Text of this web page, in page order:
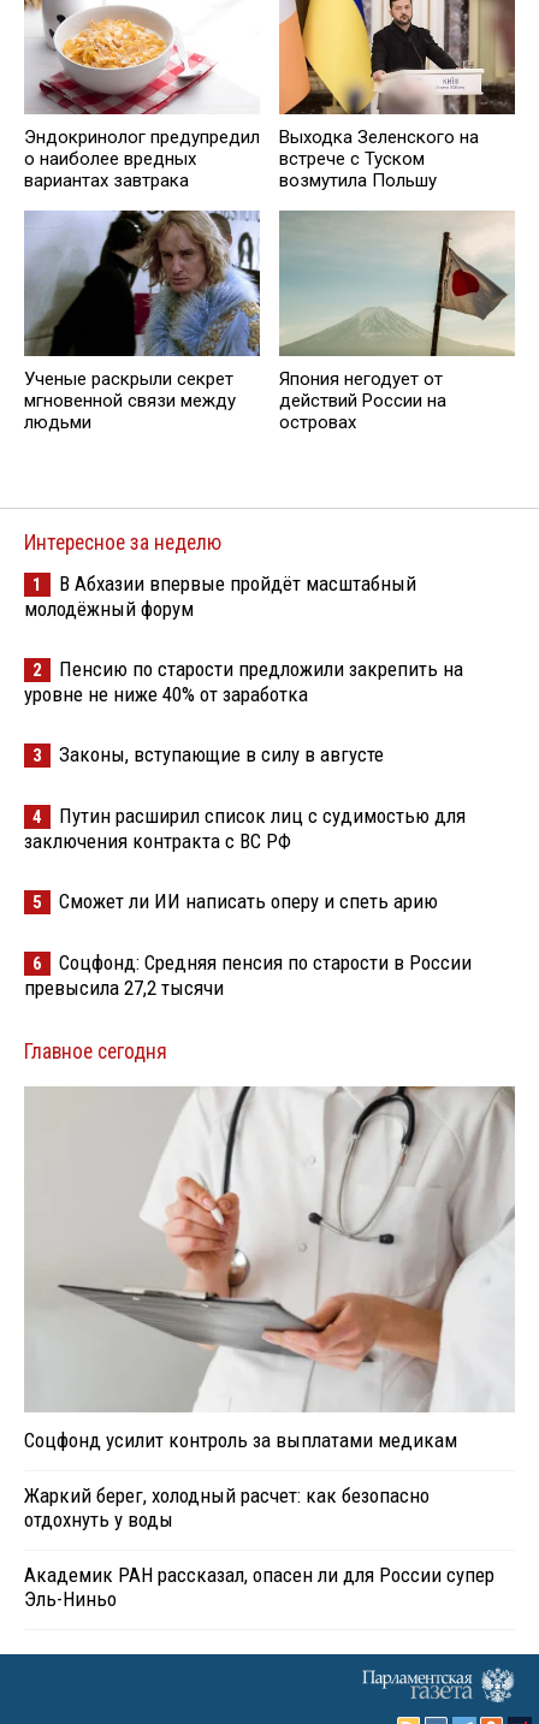
Эндокринолог предупредил
о наиболее вредных
вариантах завтрака
Выходка Зеленского на
встрече с Туском
возмутила Польшу
Ученые раскрыли секрет
мгновенной связи между
людьми
Япония негодует от
действий России на
островах
Интересное за неделю
1
В Абхазии впервые пройдёт масштабный
молодёжный форум
2
Пенсию по старости предложили закрепить на
уровне не ниже 40% от заработка
3 Законы, вступающие в силу в августе
4
Путин расширил список лиц с судимостью для
заключения контракта с ВС РФ
5 Сможет ли ИИ написать оперу и спеть арию
6
Соцфонд: Средняя пенсия по старости в России
превысила 27,2 тысячи
Главное сегодня
Соцфонд усилит контроль за выплатами медикам
Жаркий берег, холодный расчет: как безопасно
отдохнуть у воды
Академик РАН рассказал, опасен ли для России супер
Эль-Ниньо